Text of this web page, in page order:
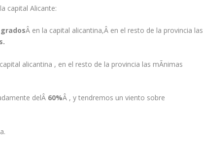
capital Alicante:
gradosÂ en la capital alicantina,Â en el resto de la provincia las
alicantina , en el resto de la provincia las mÃ­nimas
delÂ 60%Â , y tendremos un viento sobre